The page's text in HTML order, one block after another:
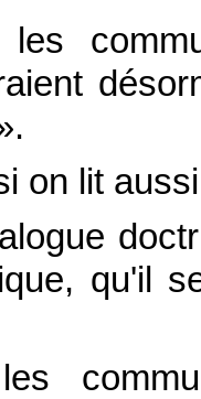
on lit
qu'il